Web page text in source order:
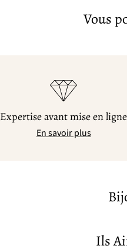
Vous
Expertise avant mise en ligne
En savoir plus
Ils